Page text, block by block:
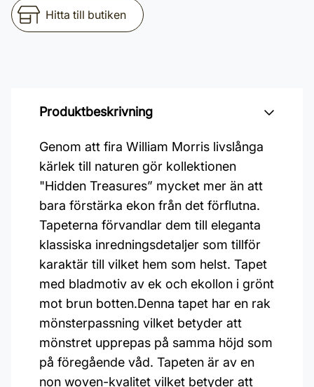
Hitta till butiken
Produktbeskrivning
Genom att fira William Morris livslånga
kärlek till naturen gör kollektionen
"Hidden Treasures” mycket mer än att
bara förstärka ekon från det förflutna.
Tapeterna förvandlar dem till eleganta
klassiska inredningsdetaljer som tillför
karaktär till vilket hem som helst. Tapet
med bladmotiv av ek och ekollon i grönt
mot brun botten.Denna tapet har en rak
mönsterpassning vilket betyder att
mönstret upprepas på samma höjd som
på föregående våd. Tapeten är av en
non woven-kvalitet vilket betyder att